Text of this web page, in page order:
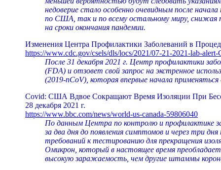
недоверие стало особенно очевидным после
по США, так и по всему остальному миру, снижая
на сроки окончания пандемии.
Изменения Центра Профилактики Заболеваний в
https://www.cdc.gov/csels/dls/locs/2021/07-21-2021-lab-alert-
После 31 декабря 2021 г. Центр профилактики
(FDA) и отзовет свой запрос на экстренное
(2019-nCoV), которая впервые начала
Covid: США Вдвое Сокращают Время Изоляции При
28 декабря 2021 г.
https://www.bbc.com/news/world-us-canada-59806040
По данным Центра по контролю и профилактике
за два дня до появления симптомов и через три
требований к тестированию для прекращения
Омикрон, который в настоящее время
высокую заражаемость, чем другие штаммы